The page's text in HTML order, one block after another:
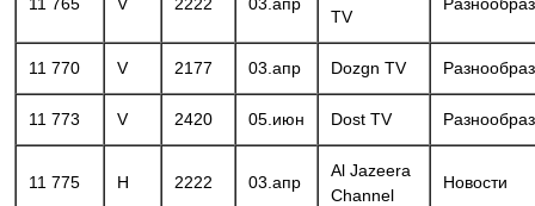
TV
11 770 V 2177 03.апр Dozgn TV
11 773 V 2420 05.июн Dost TV
11 775 H 2222 03.апр
Al Jazeera
Channel
Новости